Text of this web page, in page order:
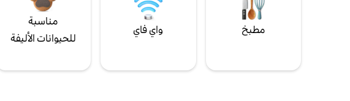
مطبخ واي فاي
مناسبة
للحيوانات الأليفة